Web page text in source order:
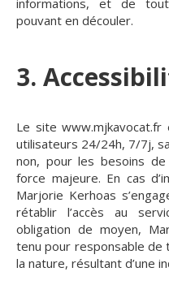
informations, et de
pouvant en découler.
3.
Le site
utilisateurs 24/24h, 7/7j,
non, pour les besoins
force majeure. En cas
Marjorie Kerhoas
rétablir l’accès au
obligation de moyen,
tenu pour responsable de
la nature, résultant d’une